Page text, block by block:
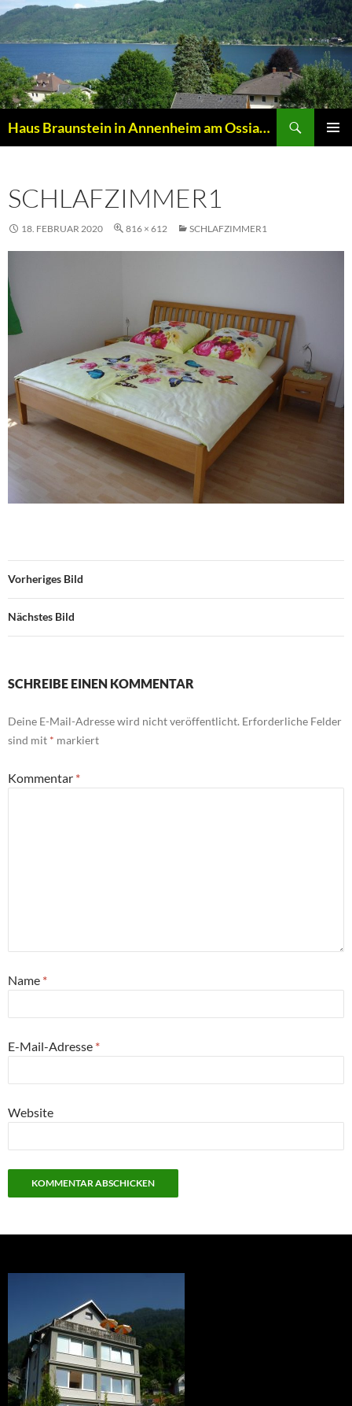
Zum
Inhalt
springen
Haus Braunstein in Annenheim am Ossiacher See
SCHLAFZIMMER1
18. FEBRUAR 2020 816 × 612 SCHLAFZIMMER1
Vorheriges Bild
Nächstes Bild
SCHREIBE EINEN KOMMENTAR
Deine E-Mail-Adresse wird nicht veröffentlicht. Erforderliche Felder
sind mit * markiert
Kommentar *
Name *
E-Mail-Adresse *
Website